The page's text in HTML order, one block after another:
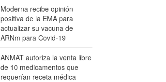
Moderna recibe opinión
positiva de la EMA para
actualizar su vacuna de
ARNm para Covid-19
ANMAT autoriza la venta libre
de 10 medicamentos que
requerían receta médica